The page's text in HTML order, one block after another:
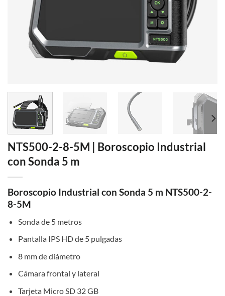
NTS500-2-8-5M | Boroscopio Industrial
con Sonda 5 m
Boroscopio Industrial con Sonda 5 m NTS500-2-
8-5M
Sonda de 5 metros
Pantalla IPS HD de 5 pulgadas
8 mm de diámetro
Cámara frontal y lateral
Tarjeta Micro SD 32 GB